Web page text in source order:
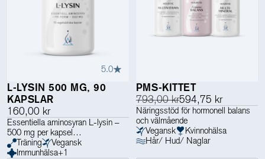
5.0
L-LYSIN 500 MG, 90
KAPSLAR
160,00 kr
Essentiella aminosyran L-lysin –
500 mg per kapsel
Träning
Vegansk
Immunhälsa+1
PMS-KITTET
793,00 kr594,75 kr
Näringsstöd för hormonell balans
och välmående
Vegansk
Kvinnohälsa
Hår/ Hud/ Naglar